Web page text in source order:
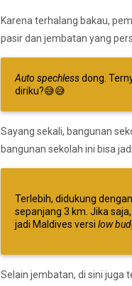
Karena terhalang bakau,
pasir dan jembatan yang
Auto spechlessdong.
diriku?😅😅
Sayang sekali, bangunan
bangunan sekolah ini bisa
Terlebih, didukung
sepanjang 3 km. Jika
jadi Maldives versi low
Selain jembatan, di sini juga